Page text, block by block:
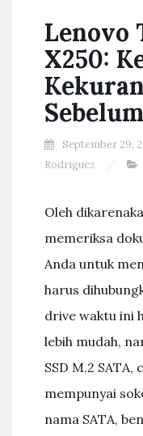
Lenovo
X250:
September 29,
Rodriguez
Oleh
memeriksa
Anda untuk
harus
drive waktu ini
lebih mudah,
SSD M.2
mempunyai
nama SATA,